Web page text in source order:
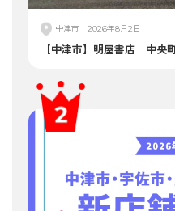
中津市 2026年8月2日
【中津市】明屋書店 中